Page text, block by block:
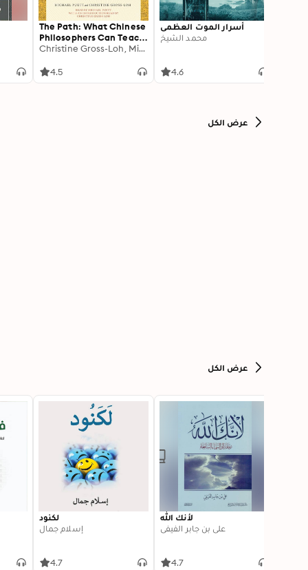
The Path: What Chinese
Philosophers Can Teach
Us About the Good LifeChristine Gross-Loh, Michael Puett
4.5
أسرار الموت العظمى
محمد الشيخ
4.6
عرض الكل
عرض الكل
لكنود
إسلام جمال
4.7
لأنك الله
علي بن جابر الفيفي
4.7